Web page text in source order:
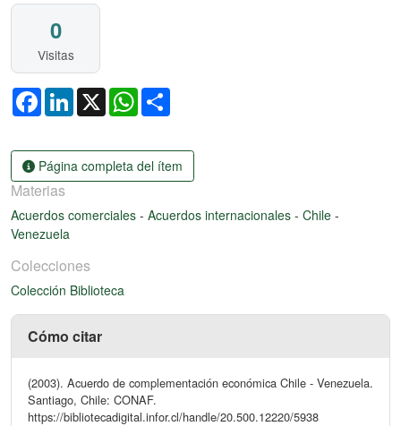
0
Visitas
FacebookLinkedIn
X WhatsApp
Página completa del ítem
Materias
Acuerdos comerciales - Acuerdos internacionales - Chile -
Venezuela
Colecciones
Colección Biblioteca
Cómo citar
(2003). Acuerdo de complementación económica Chile - Venezuela.
Santiago, Chile: CONAF.
https://bibliotecadigital.infor.cl/handle/20.500.12220/5938